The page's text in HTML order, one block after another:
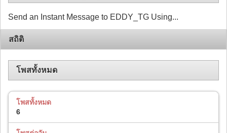
Send an Instant Message to EDDY_TG Using...
สถิติ
โพสทั้งหมด
โพสทั้งหมด
6